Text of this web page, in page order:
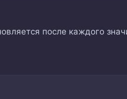
после каждого